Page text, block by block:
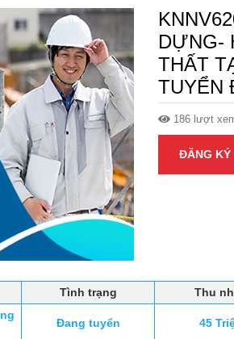
DỰNG-
THẤT
TUYỂN
186 lượt
ĐĂNG KÝ
Tình trạng Thu
Đang tuyển 45